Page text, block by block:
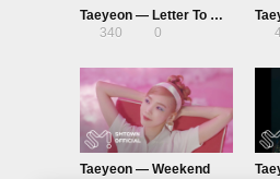
Taeyeon — Letter To Myself
340
0
Taeyeon — Weekend